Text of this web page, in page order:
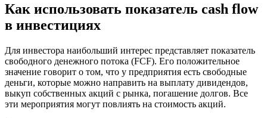
Как использовать показатель cash flow
в инвестициях
Для инвестора наибольший интерес представляет показатель
свободного денежного потока (FCF). Его положительное
значение говорит о том, что у предприятия есть свободные
деньги, которые можно направить на выплату дивидендов,
выкуп собственных акций с рынка, погашение долгов. Все
эти мероприятия могут повлиять на стоимость акций.